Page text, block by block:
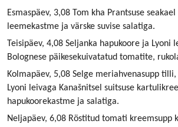
Esmaspäev, 3,08 Tom kha Prantsuse
leemekastme ja värske suvise salatiga.
Teisipäev, 4,08 Seljanka hapukoore ja Lyoni
Bolognese päikesekuivatatud tomatite,
Kolmapäev, 5,08 Selge meriahvenasupp
Lyoni leivaga Kanašnitsel suitsuse
hapukoorekastme ja salatiga.
Neljapäev, 6,08 Röstitud tomati kreemsupp